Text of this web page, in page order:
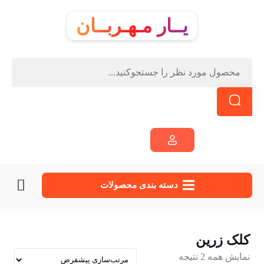
یــار مـهـربــان
دسته‌ بندی محصولات
کلک زرین
نمایش همه 2 نتیجه